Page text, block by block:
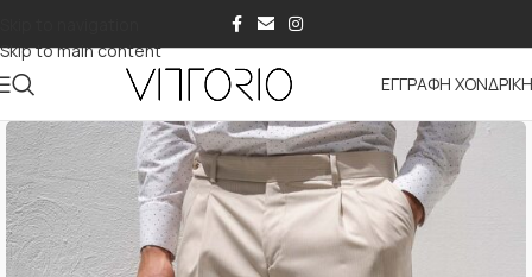
Skip to main content
ΕΓΓΡΑΦΗ